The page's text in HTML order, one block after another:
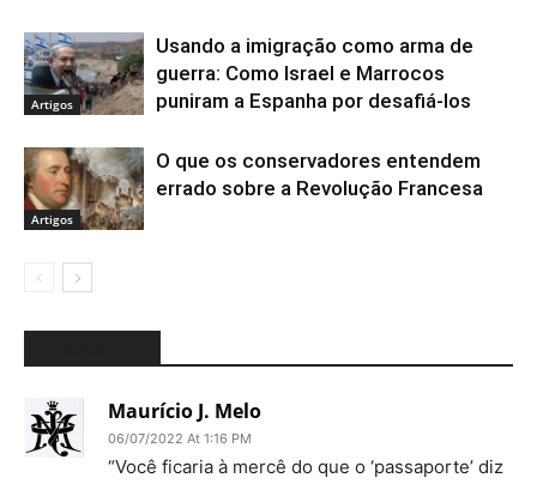
Artigos
Usando a imigração como arma de
guerra: Como Israel e Marrocos
puniram a Espanha por desafiá-los
Artigos
O que os conservadores entendem
errado sobre a Revolução Francesa
Maurício J. Melo
06/07/2022 At 1:16 PM
“Você ficaria à mercê do que o ‘passaporte’ diz